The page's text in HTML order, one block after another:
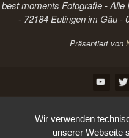
best moments Fotografie - Alle
- 72184 Eutingen im Gäu -
Präsentiert von
Wir verwenden
unserer Webseite